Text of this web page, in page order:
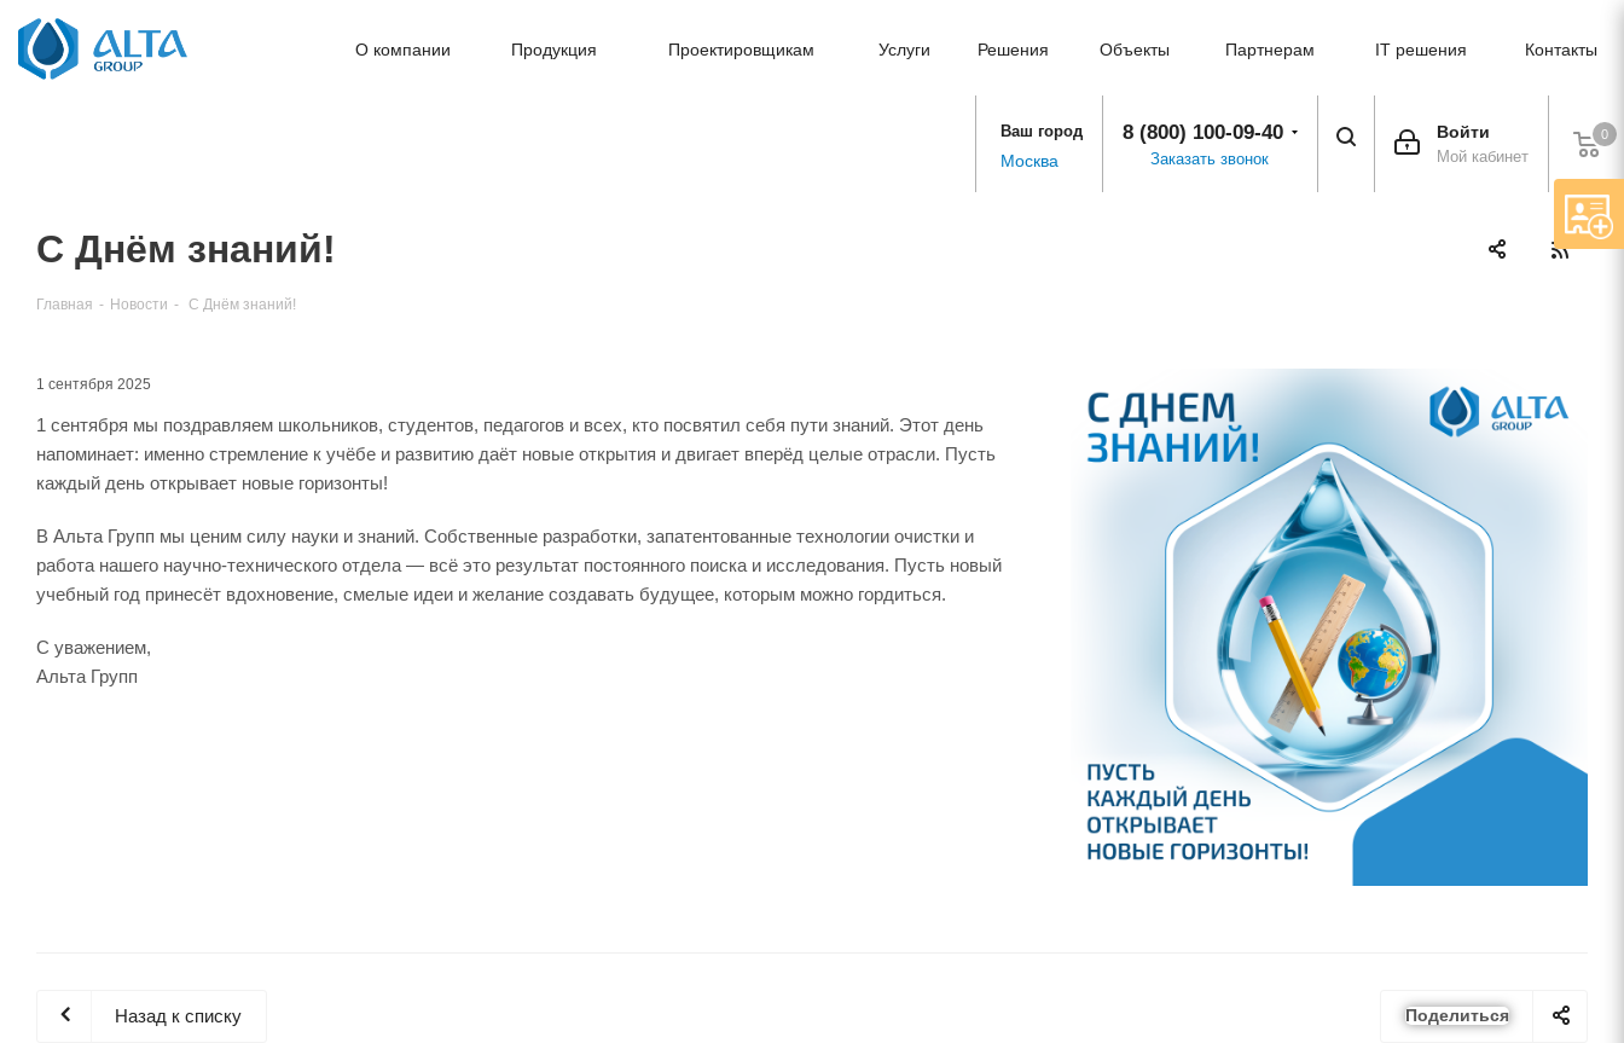
О компании Продукция Проектировщикам Услуги Решения Объекты Партнерам IT решения Контакты
0
Войти
Мой кабинет
8 (800) 100-09-40
Заказать звонок
Ваш город
Москва
С Днём знаний!
Главная - Новости - С Днём знаний!
1 сентября 2025
1 сентября мы поздравляем школьников, студентов, педагогов и всех, кто посвятил себя пути знаний. Этот день
напоминает: именно стремление к учёбе и развитию даёт новые открытия и двигает вперёд целые отрасли. Пусть
каждый день открывает новые горизонты!
В Альта Групп мы ценим силу науки и знаний. Собственные разработки, запатентованные технологии очистки и
работа нашего научно-технического отдела — всё это результат постоянного поиска и исследования. Пусть новый
учебный год принесёт вдохновение, смелые идеи и желание создавать будущее, которым можно гордиться.
С уважением,
Альта Групп
Поделиться
Назад к списку